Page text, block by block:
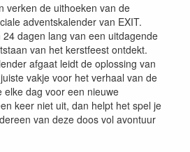
verken de uithoeken van de
adventskalender van EXIT.
dagen lang van een uitdagende
van het kerstfeest ontdekt.
afgaat leidt de oplossing van
vakje voor het verhaal van de
elke dag voor een nieuwe
keer niet uit, dan helpt het spel je
van deze doos vol avontuur